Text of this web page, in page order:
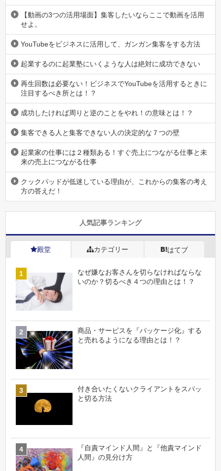
【動画の3つの活用場面】集客したいならここで動画を活用
せよ。
YouTubeをビジネスに活用して、ガンガン集客をする方法
起業するのに起業塾にいくような人は絶対に成功できない
再生回数は必要ない！ビジネスでYouTubeを活用するときに
注目するべき所とは！？
成功したければ周りと逆のことをやれ！の意味とは！？
集客できる人と集客できない人の決定的な７つの壁
起業家の仕事には２種類ある！すぐ売上につながる仕事と未
来の売上につながる仕事
クックパッドが低迷している理由が、これからの集客の考え
方の答えだ！
人気記事ランキング
殿堂 カテゴリー はてブ
なぜ嫌なお客さんを切らなければならな
いのか？切るべき４つの理由とは！？
商品・サービスを『パッケージ化』する
と売れるようになる理由とは！？
付き合いたくないクライアントをスパッ
と切る方法
『自責マインド人間』と『他責マインド
人間』の見分け方